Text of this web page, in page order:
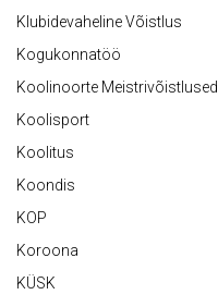
Klubidevaheline Võistlus
Kogukonnatöö
Koolinoorte Meistrivõistlused
Koolisport
Koolitus
Koondis
KOP
Koroona
KÜSK